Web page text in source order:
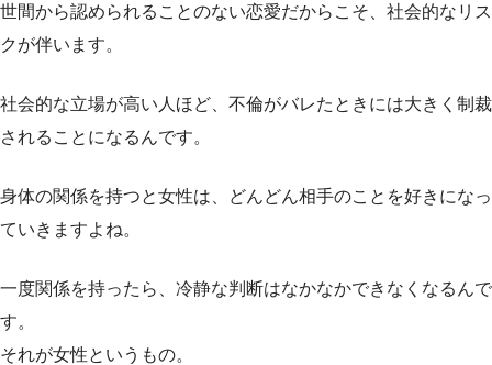
世間から認められることのない恋愛だからこそ、社会的なリス
クが伴います。
社会的な立場が高い人ほど、不倫がバレたときには大きく制裁
されることになるんです。
身体の関係を持つと女性は、どんどん相手のことを好きになっ
ていきますよね。
一度関係を持ったら、冷静な判断はなかなかできなくなるんで
す。
それが女性というもの。